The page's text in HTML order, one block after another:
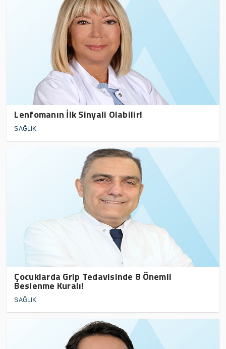
Lenfomanın İlk Sinyali Olabilir!
SAĞLIK
Çocuklarda Grip Tedavisinde 8 Önemli
Beslenme Kuralı!
SAĞLIK